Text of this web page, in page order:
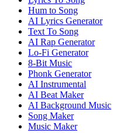
Hum to Song
AI Lyrics Generator
Text To Song
AI Rap Generator
Lo-Fi Generator
8-Bit Music
Phonk Generator
AI Instrumental
AI Beat Maker
AI Background Music
Song Maker
Music Maker